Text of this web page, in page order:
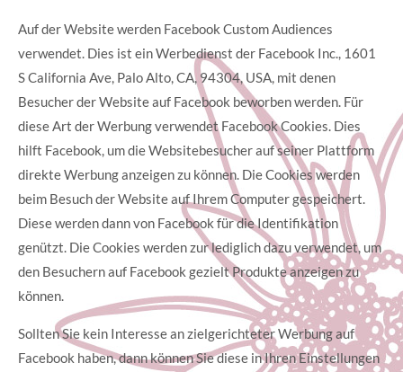
Auf der Website werden Facebook Custom Audiences
verwendet. Dies ist ein Werbedienst der Facebook Inc., 1601
S California Ave, Palo Alto, CA, 94304, USA, mit denen
Besucher der Website auf Facebook beworben werden. Für
diese Art der Werbung verwendet Facebook Cookies. Dies
hilft Facebook, um die Websitebesucher auf seiner Plattform
direkte Werbung anzeigen zu können. Die Cookies werden
beim Besuch der Website auf Ihrem Computer gespeichert.
Diese werden dann von Facebook für die Identifikation
genützt. Die Cookies werden zur lediglich dazu verwendet, um
den Besuchern auf Facebook gezielt Produkte anzeigen zu
können.
Sollten Sie kein Interesse an zielgerichteter Werbung auf
Facebook haben, dann können Sie diese in Ihren Einstellungen